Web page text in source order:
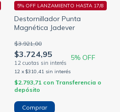
Destornillador Punta
Magnética Jadever
$3.724,95
$3.921,00
5% OFF
12 x $310,41 sin interés
5% OFF LANZAMIENTO HASTA 17/8
$2.793,71 con Transferencia o
depósito
Comprar